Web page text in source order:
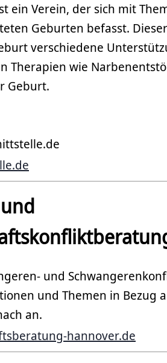
ein Verein, der sich mit
Geburten befasst.
verschiedene
Therapien wie
Geburt.
und
und Themen in Bezug
an.
hannover.de